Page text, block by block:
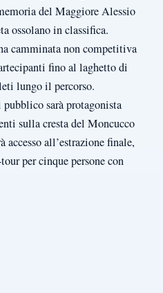
del Maggiore Alessio
ossolano in classifica.
camminata non competitiva
fino al laghetto di
lungo il percorso.
sarà protagonista
sulla cresta del Moncucco
accesso all’estrazione finale,
per cinque persone con